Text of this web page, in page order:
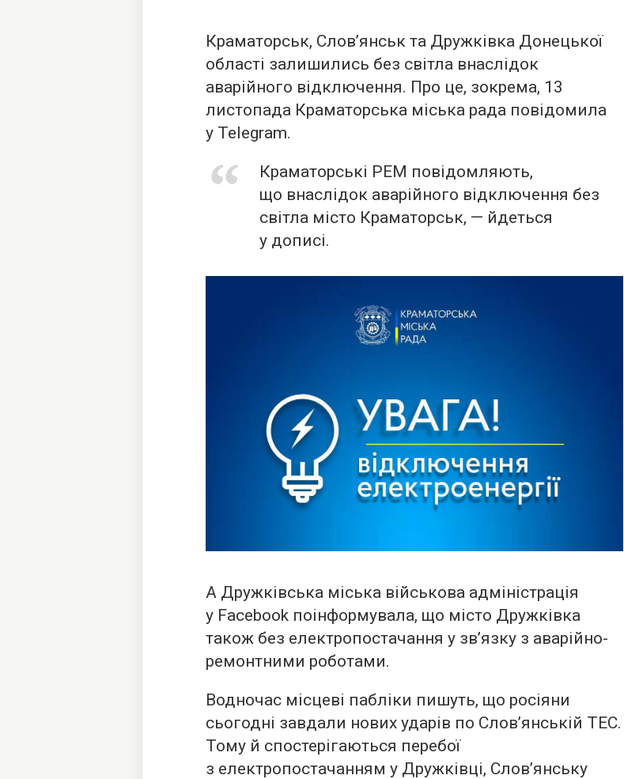
Краматорськ, Слов’янськ та Дружківка Донецької
області залишились без світла внаслідок
аварійного відключення. Про це, зокрема, 13
листопада Краматорська міська рада повідомила
у Telegram.
Краматорські РЕМ повідомляють,
що внаслідок аварійного відключення без
світла місто Краматорськ, — йдеться
у дописі.
А Дружківська міська військова адміністрація
у Facebook поінформувала, що місто Дружківка
також без електропостачання у зв’язку з аварійно-
ремонтними роботами.
Водночас місцеві пабліки пишуть, що росіяни
сьогодні завдали нових ударів по Слов’янській ТЕС.
Тому й спостерігаються перебої
з електропостачанням у Дружківці, Слов’янську